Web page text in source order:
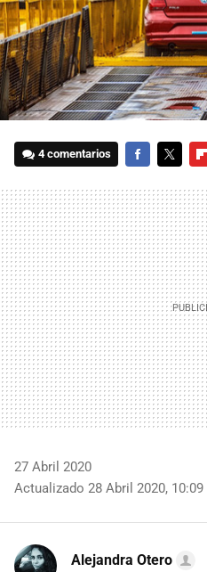
4 comentarios
27 Abril 2020
Actualizado 28 Abril 2020, 10:09
Alejandra Otero